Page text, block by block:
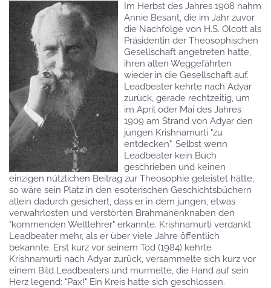
Im Herbst des Jahres 1908 nahm
Annie Besant, die im Jahr zuvor
die Nachfolge von H.S. Olcott als
Präsidentin der Theosophischen
Gesellschaft angetreten hatte,
ihren alten Weggefährten
wieder in die Gesellschaft auf.
Leadbeater kehrte nach Adyar
zurück, gerade rechtzeitig, um
im April oder Mai des Jahres
1909 am Strand von Adyar den
jungen Krishnamurti "zu
entdecken". Selbst wenn
Leadbeater kein Buch
geschrieben und keinen
einzigen nützlichen Beitrag zur Theosophie geleistet hätte,
so wäre sein Platz in den esoterischen Geschichtsbüchern
allein dadurch gesichert, dass er in dem jungen, etwas
verwahrlosten und verstörten Brahmanenknaben den
"kommenden Weltlehrer" erkannte. Krishnamurti verdankt
Leadbeater mehr, als er über viele Jahre öffentlich
bekannte. Erst kurz vor seinem Tod (1984) kehrte
Krishnamurti nach Adyar zurück, versammelte sich kurz vor
einem Bild Leadbeaters und murmelte, die Hand auf sein
Herz legend: "Pax!" Ein Kreis hatte sich geschlossen.